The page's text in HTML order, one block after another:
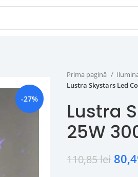
-27%
Prima pagină
Lustra Skystars Led
Lustra
25W
110,85lei